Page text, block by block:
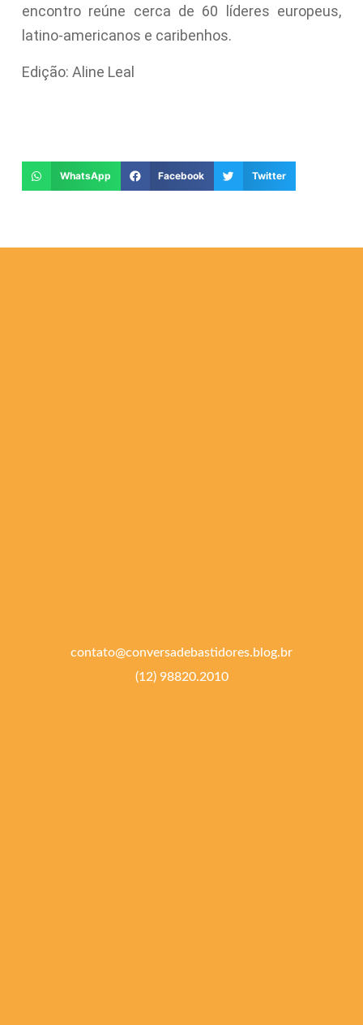
encontro reúne cerca de 60 líderes europeus,
latino-americanos e caribenhos.
Edição: Aline Leal
WhatsApp Facebook Twitter
contato@conversadebastidores.blog.br
(12) 98820.2010